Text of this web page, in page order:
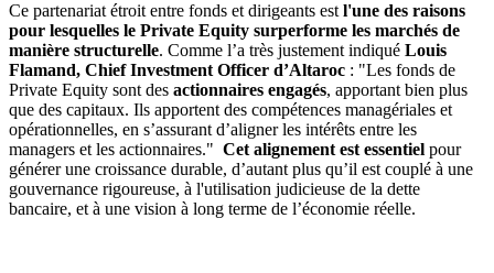
Ce partenariat étroit entre fonds et dirigeants est l'une des raisons
pour lesquelles le Private Equity surperforme les marchés de
manière structurelle. Comme l’a très justement indiqué Louis
Flamand, Chief Investment Officer d’Altaroc : "Les fonds de
Private Equity sont des actionnaires engagés, apportant bien plus
que des capitaux. Ils apportent des compétences managériales et
opérationnelles, en s’assurant d’aligner les intérêts entre les
managers et les actionnaires." Cet alignement est essentiel pour
générer une croissance durable, d’autant plus qu’il est couplé à une
gouvernance rigoureuse, à l'utilisation judicieuse de la dette
bancaire, et à une vision à long terme de l’économie réelle.